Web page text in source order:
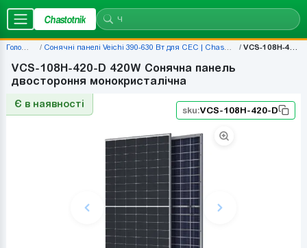
Chastotnik
Головна Сонячні панелі Veichi 390-630 Вт для СЕС | Chastotnik.ua VCS-108H-420-D
VCS-108H-420-D 420W Сонячна панель
двостороння монокристалічна
Є в наявності
sku:VCS-108H-420-D